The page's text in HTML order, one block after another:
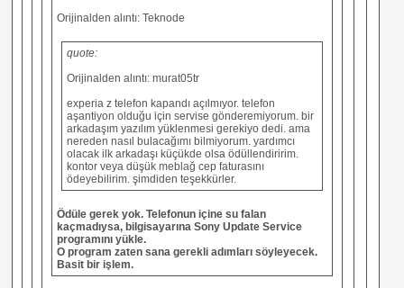
Orijinalden alıntı: Teknode
quote:
Orijinalden alıntı: murat05tr
experia z telefon kapandı açılmıyor. telefon
aşantiyon olduğu için servise gönderemiyorum. bir
arkadaşım yazılım yüklenmesi gerekiyo dedi. ama
nereden nasıl bulacağımı bilmiyorum. yardımcı
olacak ilk arkadaşı küçükde olsa ödüllendiririm.
kontor veya düşük meblağ cep faturasını
ödeyebilirim. şimdiden teşekkürler.
Ödüle gerek yok. Telefonun içine su falan
kaçmadıysa, bilgisayarına Sony Update Service
programını yükle.
O program zaten sana gerekli adımları söyleyecek.
Basit bir işlem.